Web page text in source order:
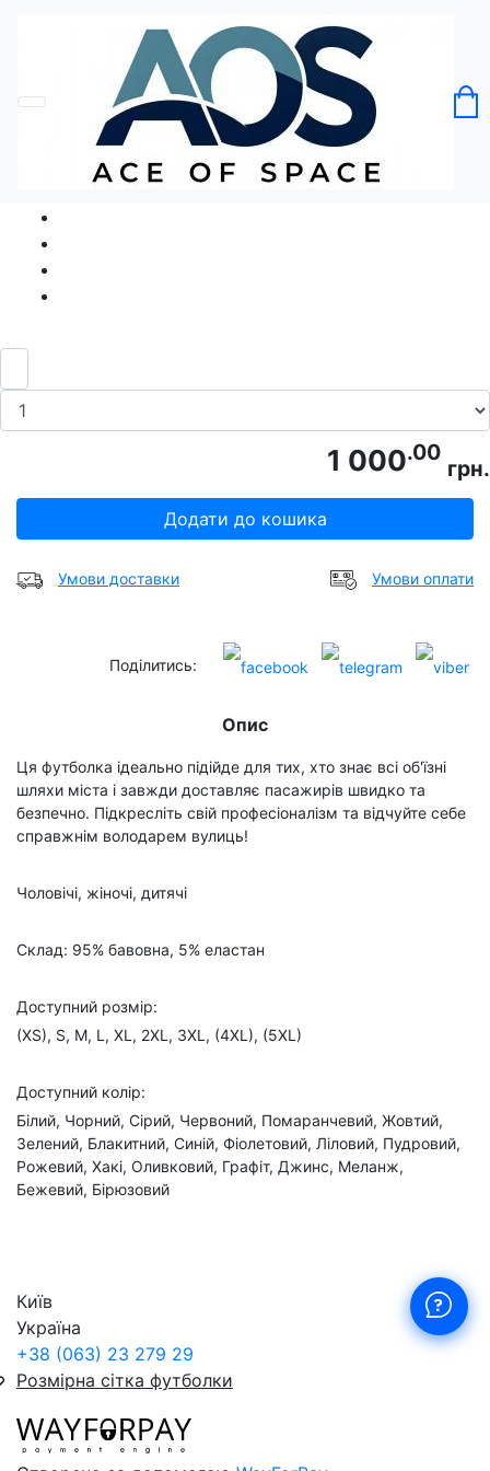
Без категорії
Футболка Таксист Король Об'їзних
Шляхів таксі
Код товару: Ace5261
1 000.00
грн.
Додати до кошика
Умови доставки Умови оплати
Поділитись:
Опис
Ця футболка ідеально підійде для тих, хто знає всі об'їзні
шляхи міста і завжди доставляє пасажирів швидко та
безпечно. Підкресліть свій професіоналізм та відчуйте себе
справжнім володарем вулиць!
Чоловічі, жіночі, дитячі
Склад: 95% бавовна, 5% еластан
Доступний розмір:
(XS), S, M, L, XL, 2XL, 3XL, (4XL), (5XL)
Доступний колір:
Білий, Чорний, Сірий, Червоний, Помаранчевий, Жовтий,
Зелений, Блакитний, Синій, Фіолетовий, Ліловий, Пудровий,
Рожевий, Хакі, Оливковий, Графіт, Джинс, Меланж,
Бежевий, Бірюзовий
Київ
Україна
+38 (063) 23 279 29
Розмірна сітка футболки